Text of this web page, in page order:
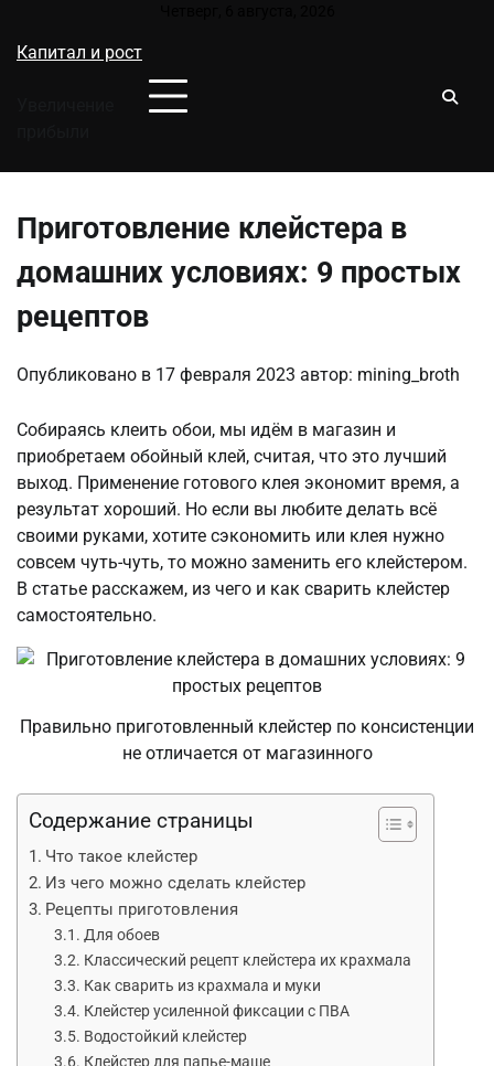
содержимому
Капитал и рост
Приготовление клейстера в
домашних условиях: 9 простых
рецептов
Опубликовано в 17 февраля 2023 автор: mining_broth
Собираясь клеить обои, мы идём в магазин и
приобретаем обойный клей, считая, что это лучший
выход. Применение готового клея экономит время, а
результат хороший. Но если вы любите делать всё
своими руками, хотите сэкономить или клея нужно
совсем чуть-чуть, то можно заменить его клейстером.
В статье расскажем, из чего и как сварить клейстер
самостоятельно.
Правильно приготовленный клейстер по консистенции
не отличается от магазинного
Содержание страницы
Что такое клейстер
Из чего можно сделать клейстер
Рецепты приготовления
Для обоев
Классический рецепт клейстера их крахмала
Как сварить из крахмала и муки
Клейстер усиленной фиксации с ПВА
Водостойкий клейстер
Клейстер для папье-маше